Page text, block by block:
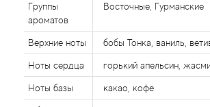
Группы
ароматов
Восточные, Гурманские
Верхние ноты бобы Тонка, ваниль,
Ноты сердца горький апельсин,
Ноты базы какао, кофе
Alfred Dunhill
Alyson Oldoini
Alyssa Ashley